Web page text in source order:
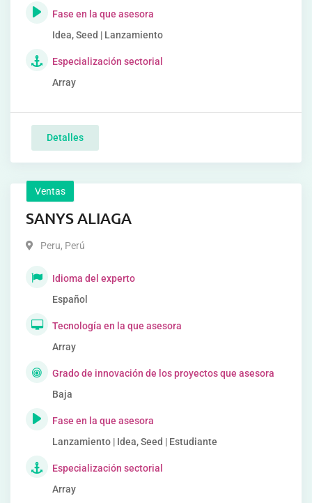
Fase en la que asesora
Idea, Seed | Lanzamiento
Especialización sectorial
Array
Detalles
Ventas
SANYS ALIAGA
Peru, Perú
Idioma del experto
Español
Tecnología en la que asesora
Array
Grado de innovación de los proyectos que asesora
Baja
Fase en la que asesora
Lanzamiento | Idea, Seed | Estudiante
Especialización sectorial
Array